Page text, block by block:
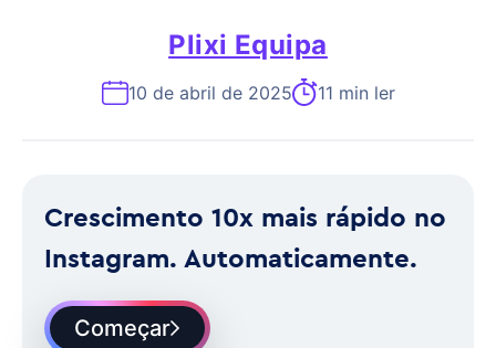
Plixi Equipa
10 de abril de 2025 11 min ler
Crescimento 10x mais rápido no
Instagram. Automaticamente.
Começar